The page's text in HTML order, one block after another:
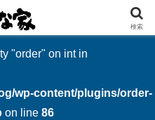
で営む鮮魚店と飲食店
"order" on int in
wp-content/plugins/order-
on line 86
検索